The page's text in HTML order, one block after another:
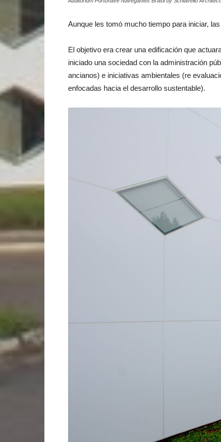
Aunque les tomó mucho tiempo para iniciar,
El objetivo era crear una edificación que
iniciado una sociedad con la administración
ancianos) e iniciativas ambientales (re
enfocadas hacia el desarrollo sustentable).